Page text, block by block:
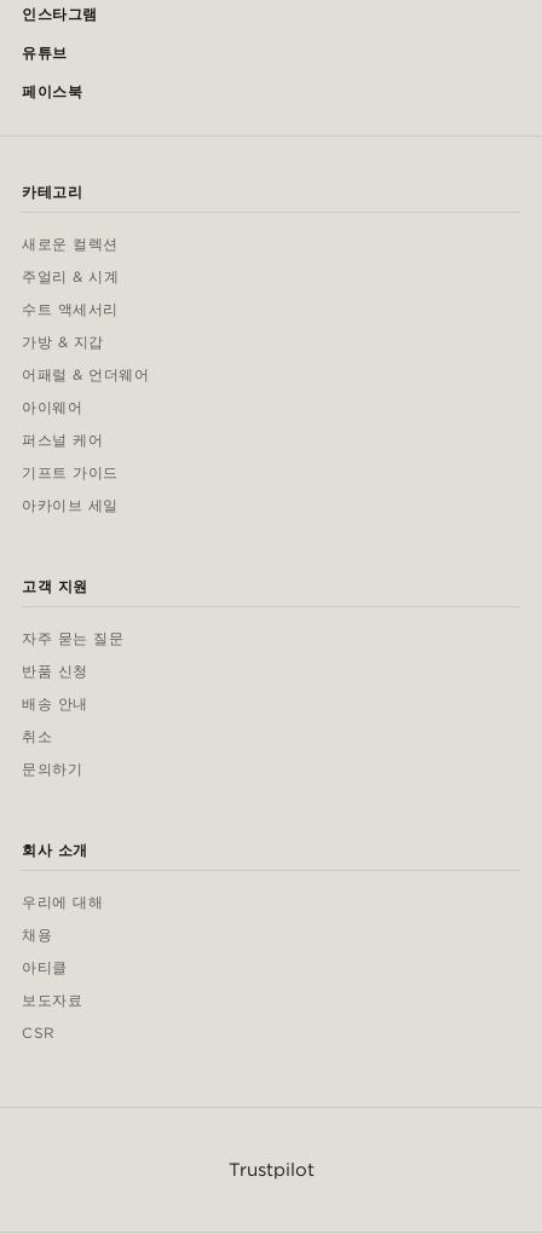
인스타그램
유튜브
페이스북
카테고리
새로운 컬렉션
주얼리 & 시계
수트 액세서리
가방 & 지갑
어패럴 & 언더웨어
아이웨어
퍼스널 케어
기프트 가이드
아카이브 세일
고객 지원
자주 묻는 질문
반품 신청
배송 안내
취소
문의하기
회사 소개
우리에 대해
채용
아티클
보도자료
CSR
Trustpilot